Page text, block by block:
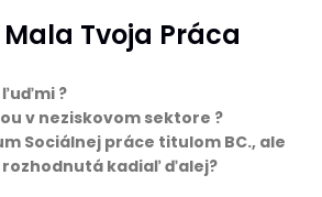
Tvoja Práca
ľuďmi ?
v neziskovom sektore ?
Sociálnej práce titulom BC., ale
kadiaľ ďalej?